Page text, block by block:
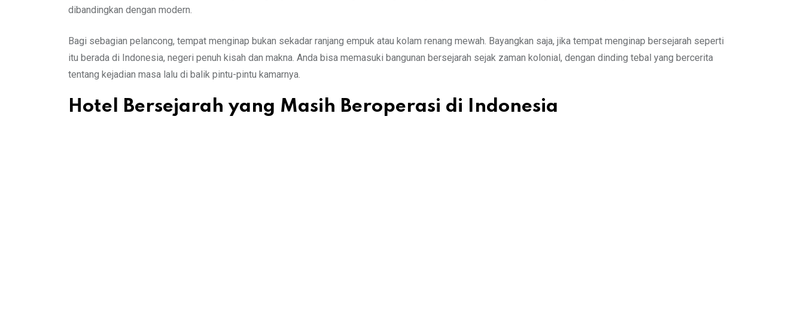
dibandingkan dengan modern.
Bagi sebagian pelancong, tempat menginap bukan sekadar ranjang empuk atau kolam renang mewah. Bayangkan saja, jika tempat menginap bersejarah seperti
itu berada di Indonesia, negeri penuh kisah dan makna. Anda bisa memasuki bangunan bersejarah sejak zaman kolonial, dengan dinding tebal yang bercerita
tentang kejadian masa lalu di balik pintu-pintu kamarnya.
Hotel Bersejarah yang Masih Beroperasi di Indonesia